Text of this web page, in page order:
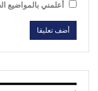
أعلمني بالمواضيع